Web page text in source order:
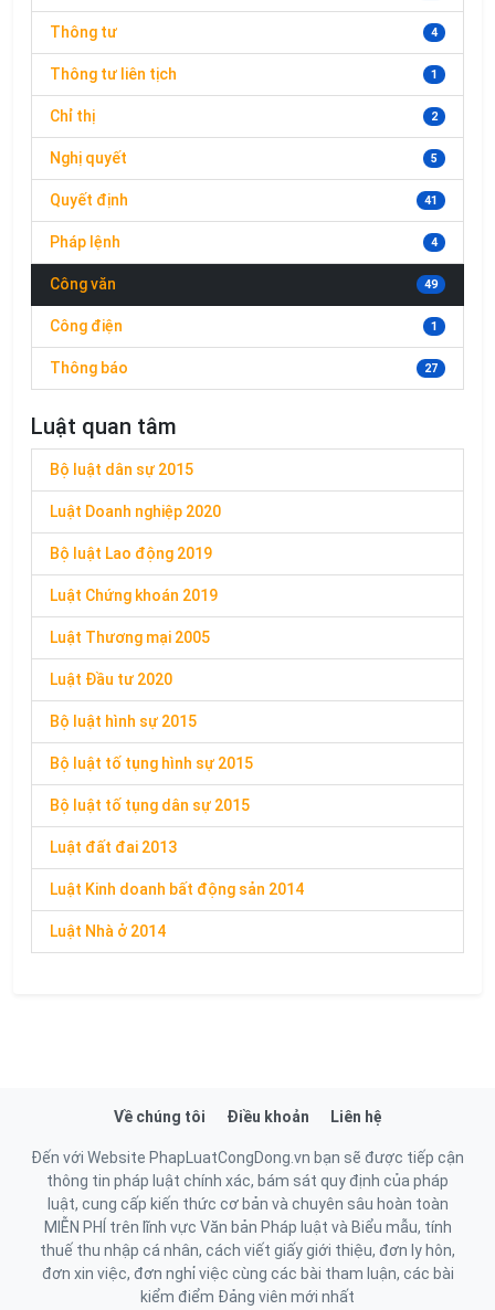
Thông tư 4
Thông tư liên tịch 1
Chỉ thị 2
Nghị quyết 5
Quyết định 41
Pháp lệnh 4
Công văn 49
Công điện 1
Thông báo 27
Luật quan tâm
Bộ luật dân sự 2015
Luật Doanh nghiệp 2020
Bộ luật Lao động 2019
Luật Chứng khoán 2019
Luật Thương mại 2005
Luật Đầu tư 2020
Bộ luật hình sự 2015
Bộ luật tố tụng hình sự 2015
Bộ luật tố tụng dân sự 2015
Luật đất đai 2013
Luật Kinh doanh bất động sản 2014
Luật Nhà ở 2014
Về chúng tôi Điều khoản Liên hệ
Đến với Website PhapLuatCongDong.vn bạn sẽ được tiếp cận
thông tin pháp luật chính xác, bám sát quy định của pháp
luật, cung cấp kiến thức cơ bản và chuyên sâu hoàn toàn
MIỄN PHÍ trên lĩnh vực Văn bản Pháp luật và Biểu mẫu, tính
thuế thu nhập cá nhân, cách viết giấy giới thiệu, đơn ly hôn,
đơn xin việc, đơn nghỉ việc cùng các bài tham luận, các bài
kiểm điểm Đảng viên mới nhất